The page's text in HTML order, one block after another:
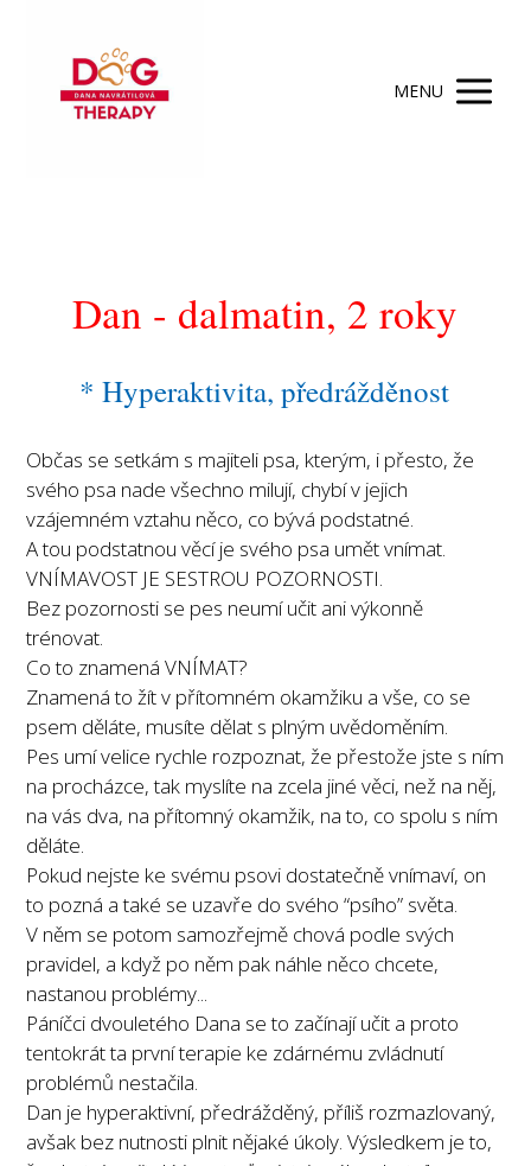
MENU
Dan - dalmatin, 2 roky
* Hyperaktivita, předrážděnost
Občas se setkám s majiteli psa, kterým, i přesto, že
svého psa nade všechno milují, chybí v jejich
vzájemném vztahu něco, co bývá podstatné.
A tou podstatnou věcí je svého psa umět vnímat.
VNÍMAVOST JE SESTROU POZORNOSTI.
Bez pozornosti se pes neumí učit ani výkonně
trénovat.
Co to znamená VNÍMAT?
Znamená to žít v přítomném okamžiku a vše, co se
psem děláte, musíte dělat s plným uvědoměním.
Pes umí velice rychle rozpoznat, že přestože jste s ním
na procházce, tak myslíte na zcela jiné věci, než na něj,
na vás dva, na přítomný okamžik, na to, co spolu s ním
děláte.
Pokud nejste ke svému psovi dostatečně vnímaví, on
to pozná a také se uzavře do svého “psího” světa.
V něm se potom samozřejmě chová podle svých
pravidel, a když po něm pak náhle něco chcete,
nastanou problémy...
Páníčci dvouletého Dana se to začínají učit a proto
tentokrát ta první terapie ke zdárnému zvládnutí
problémů nestačila.
Dan je hyperaktivní, předrážděný, příliš rozmazlovaný,
avšak bez nutnosti plnit nějaké úkoly. Výsledkem je to,